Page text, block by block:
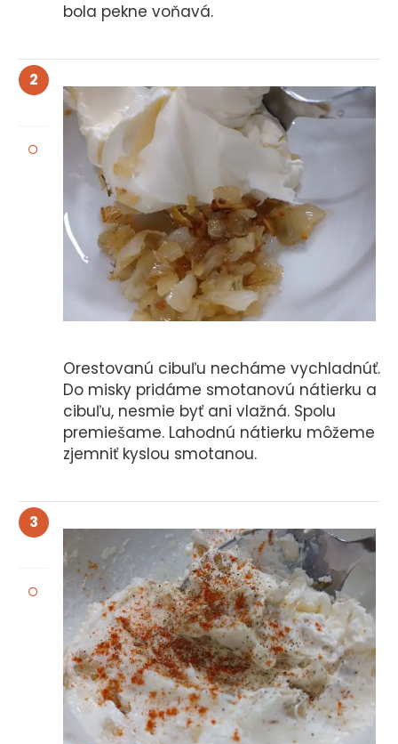
bola pekne voňavá.
2
Orestovanú cibuľu necháme vychladnúť.
Do misky pridáme smotanovú nátierku a
cibuľu, nesmie byť ani vlažná. Spolu
premiešame. Lahodnú nátierku môžeme
zjemniť kyslou smotanou.
3